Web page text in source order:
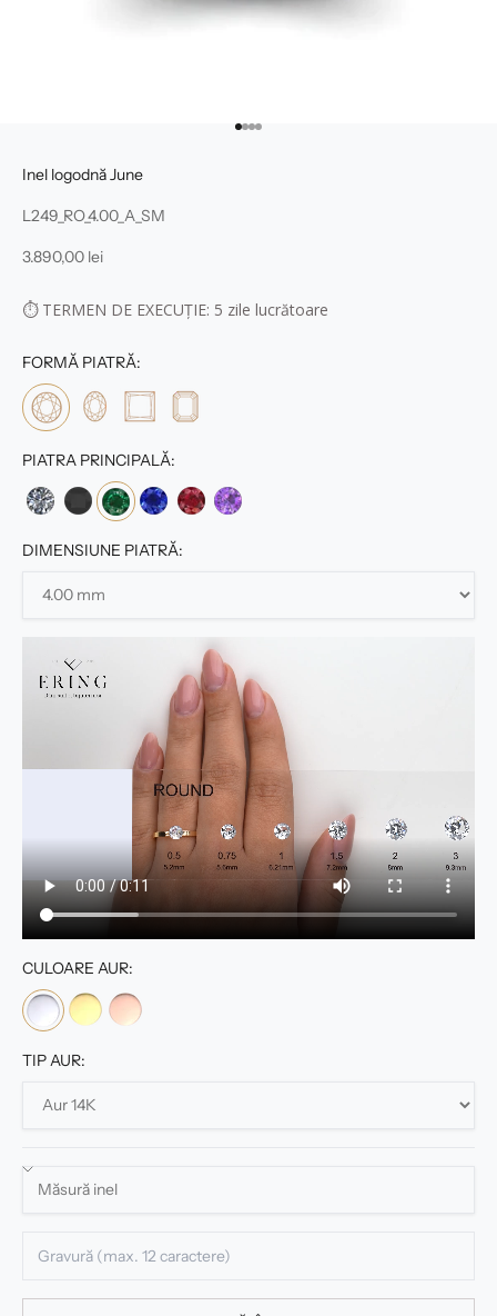
Mergi la articolul 1
Mergi la articolul 2
Mergi la articolul 3
Mergi la articolul 4
Inel logodnă June
L249_RO_4.00_A_SM
Preț redus
3.890,00 lei
⏱ TERMEN DE EXECUȚIE: 5 zile lucrătoare
FORMĂ PIATRĂ:
PIATRA PRINCIPALĂ:
DIMENSIUNE PIATRĂ:
CULOARE AUR:
TIP AUR: